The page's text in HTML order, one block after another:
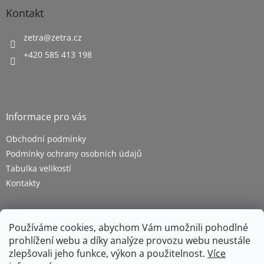
Používáme cookies, abychom Vám umožnili pohodlné
prohlížení webu a díky analýze provozu webu neustále
zlepšovali jeho funkce, výkon a použitelnost. Více
Kontakt
zetra@zetra.cz
+420 585 413 198
Informace pro vás
Obchodní podmínky
Podmínky ochrany osobních údajů
Tabulka velikostí
Kontakty